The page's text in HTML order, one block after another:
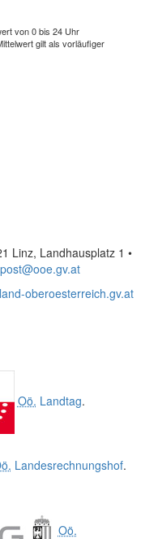
von 0 bis 24 Uhr
gilt als vorläufiger
Linz, Landhausplatz 1 •
post@ooe.gv.at
oberoesterreich.gv.at
Oö. Landtag.
Landesrechnungshof.
Oö.